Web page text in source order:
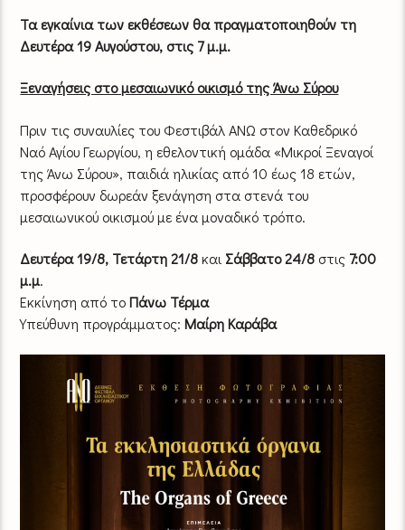
Τα εγκαίνια των εκθέσεων θα πραγματοποιηθούν τη
Δευτέρα 19 Αυγούστου, στις 7 μ.μ.
Ξεναγήσεις στο μεσαιωνικό οικισμό της Άνω Σύρου
Πριν τις συναυλίες του Φεστιβάλ ΑΝΩ στον Καθεδρικό
Ναό Αγίου Γεωργίου, η εθελοντική ομάδα «Μικροί Ξεναγοί
της Άνω Σύρου», παιδιά ηλικίας από 10 έως 18 ετών,
προσφέρουν δωρεάν ξενάγηση στα στενά του
μεσαιωνικού οικισμού με ένα μοναδικό τρόπο.
Δευτέρα 19/8, Τετάρτη 21/8και Σάββατο 24/8 στις 7:00
μ.μ.
Εκκίνηση από τοΠάνω Τέρμα
Υπεύθυνη προγράμματος:Μαίρη Καράβα